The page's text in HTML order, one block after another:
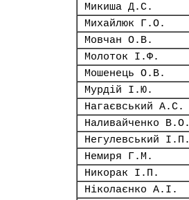
Микиша Д.С.
Михайлюк Г.О.
Мовчан О.В.
Молоток І.Ф.
Мошенець О.В.
Мурдій І.Ю.
Нагаєвський А.С.
Наливайченко В.О.
Негулевський І.П.
Немиря Г.М.
Никорак І.П.
Ніколаєнко А.І.